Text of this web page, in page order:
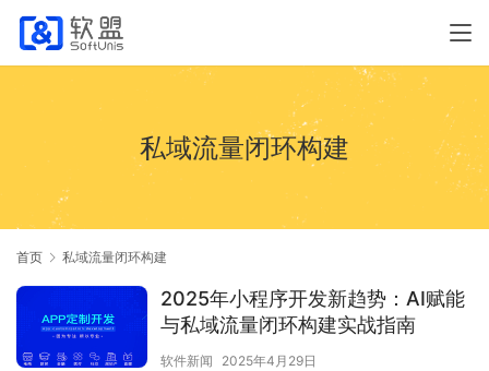
私域流量闭环构建
首页 私域流量闭环构建
2025年小程序开发新趋势：AI赋能
与私域流量闭环构建实战指南
软件新闻 2025年4月29日